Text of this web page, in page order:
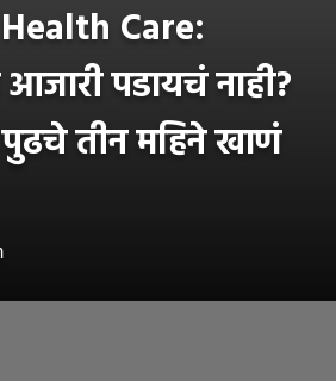
Care:
पडायचं नाही?
पुढचे तीन महिने खाणं